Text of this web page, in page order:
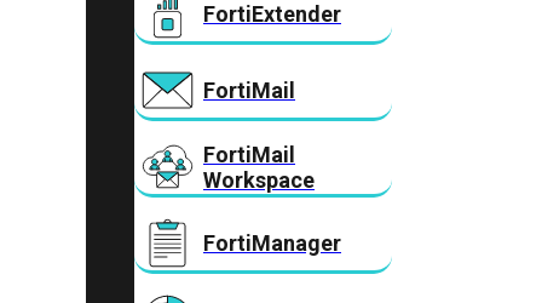
FortiExtender
FortiMail
FortiMail
Workspace
FortiManager